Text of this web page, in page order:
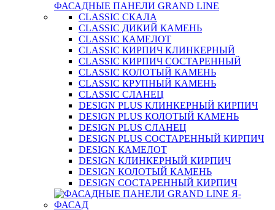
ФАСАДНЫЕ ПАНЕЛИ GRAND LINE
CLASSIC СКАЛА
CLASSIC ДИКИЙ КАМЕНЬ
CLASSIC КАМЕЛОТ
CLASSIC КИРПИЧ КЛИНКЕРНЫЙ
CLASSIC КИРПИЧ СОСТАРЕННЫЙ
CLASSIC КОЛОТЫЙ КАМЕНЬ
CLASSIC КРУПНЫЙ КАМЕНЬ
CLASSIC СЛАНЕЦ
DESIGN PLUS КЛИНКЕРНЫЙ КИРПИЧ
DESIGN PLUS КОЛОТЫЙ КАМЕНЬ
DESIGN PLUS СЛАНЕЦ
DESIGN PLUS СОСТАРЕННЫЙ КИРПИЧ
DESIGN КАМЕЛОТ
DESIGN КЛИНКЕРНЫЙ КИРПИЧ
DESIGN КОЛОТЫЙ КАМЕНЬ
DESIGN СОСТАРЕННЫЙ КИРПИЧ